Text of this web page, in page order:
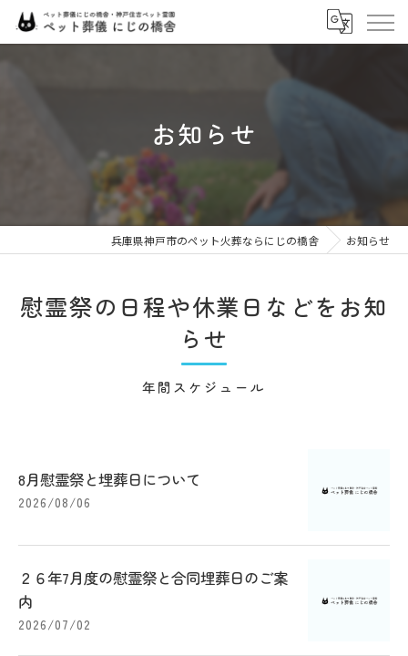
お知らせ
兵庫県神戸市のペット火葬ならにじの橋舎 お知らせ
慰霊祭の日程や休業日などをお知
らせ
年間スケジュール
8月慰霊祭と埋葬日について
2026/08/06
２６年7月度の慰霊祭と合同埋葬日のご案
内
2026/07/02